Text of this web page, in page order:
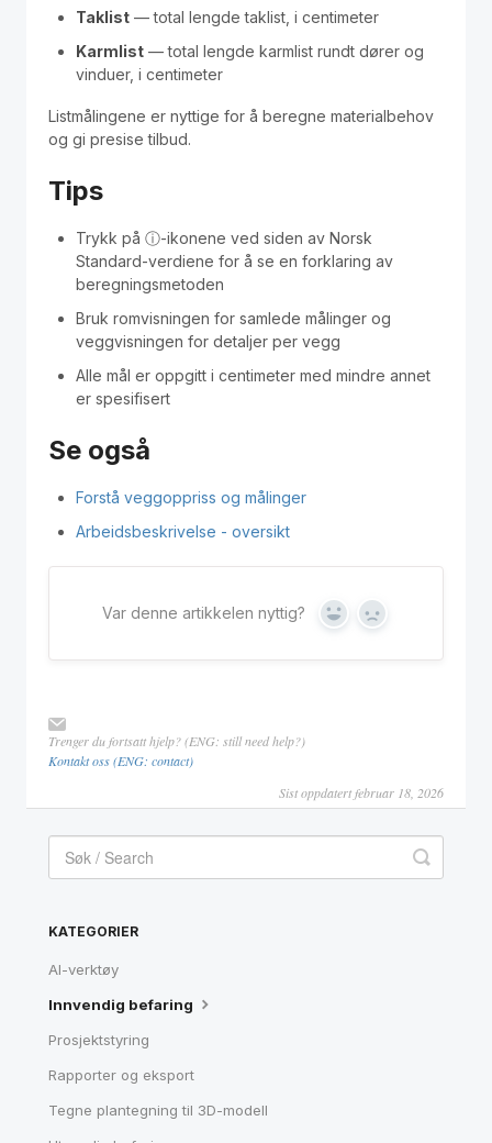
Taklist — total lengde taklist, i centimeter
Karmlist — total lengde karmlist rundt dører og
vinduer, i centimeter
Listmålingene er nyttige for å beregne materialbehov
og gi presise tilbud.
Tips
Trykk på ⓘ-ikonene ved siden av Norsk
Standard-verdiene for å se en forklaring av
beregningsmetoden
Bruk romvisningen for samlede målinger og
veggvisningen for detaljer per vegg
Alle mål er oppgitt i centimeter med mindre annet
er spesifisert
Se også
Forstå veggoppriss og målinger
Arbeidsbeskrivelse - oversikt
Var denne artikkelen nyttig? Yes No
Trenger du fortsatt hjelp? (ENG: still need help?)
Kontakt oss (ENG: contact)
Sist oppdatert februar 18, 2026
KATEGORIER
AI-verktøy
Innvendig befaring
Prosjektstyring
Rapporter og eksport
Tegne plantegning til 3D-modell